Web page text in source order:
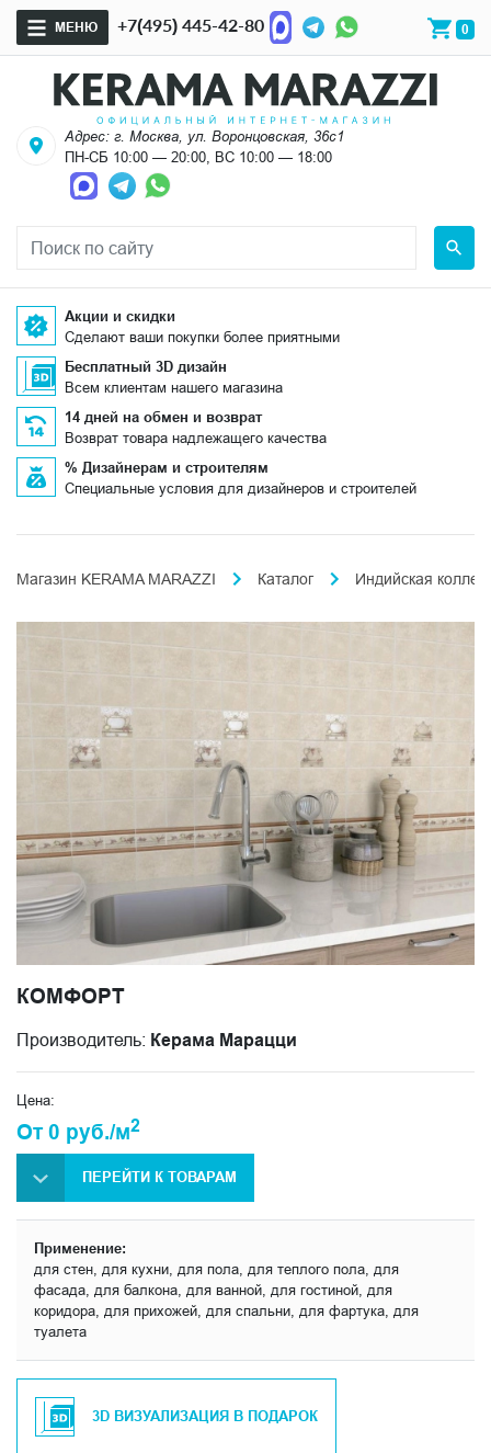
МЕНЮ +7(495) 445-42-80 0
Адрес: г. Москва, ул. Воронцовская, 36с1
ПН-СБ 10:00 — 20:00, ВС 10:00 — 18:00
Акции и скидки
Сделают ваши покупки более приятными
Бесплатный 3D дизайн
Всем клиентам нашего магазина
14 дней на обмен и возврат
Возврат товара надлежащего качества
% Дизайнерам и строителям
Специальные условия для дизайнеров и строителей
Магазин KERAMA MARAZZI Каталог Индийская
КОМФОРТ
Производитель: Керама Марацци
Цена:
От 0 руб./м2
ПЕРЕЙТИ К ТОВАРАМ
Применение:
для стен, для кухни, для пола, для теплого пола, для
фасада, для балкона, для ванной, для гостиной, для
коридора, для прихожей, для спальни, для фартука, для
туалета
3D ВИЗУАЛИЗАЦИЯ В ПОДАРОК